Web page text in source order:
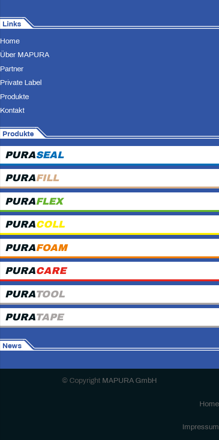
Links
Home
Über MAPURA
Partner
Private Label
Produkte
Kontakt
Produkte
PURASEAL
PURAFILL
PURAFLEX
PURACOLL
PURAFOAM
PURACARE
PURATOOL
PURATAPE
News
© Copyright MAPURA GmbH
Home
Impressum